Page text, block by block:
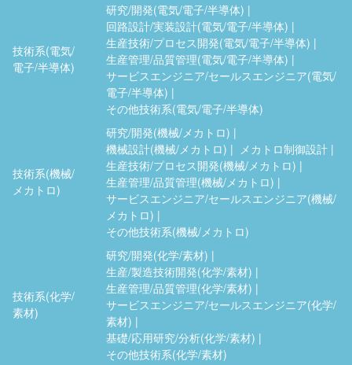
技術系(電気/
電子/半導体)
研究/開発(電気/電子/半導体)
回路設計/実装設計(電気/電子/半導体)
生産技術/プロセス開発(電気/電子/半導体)
生産管理/品質管理(電気/電子/半導体)
サービスエンジニア/セールスエンジニア(電気/
電子/半導体)
その他技術系(電気/電子/半導体)
技術系(機械/
メカトロ)
研究/開発(機械/メカトロ)
機械設計(機械/メカトロ)
メカトロ制御設計
生産技術/プロセス開発(機械/メカトロ)
生産管理/品質管理(機械/メカトロ)
サービスエンジニア/セールスエンジニア(機械/
メカトロ)
その他技術系(機械/メカトロ)
技術系(化学/
素材)
研究/開発(化学/素材)
生産/製造技術開発(化学/素材)
生産管理/品質管理(化学/素材)
サービスエンジニア/セールスエンジニア(化学/
素材)
基礎/応用研究/分析(化学/素材)
その他技術系(化学/素材)